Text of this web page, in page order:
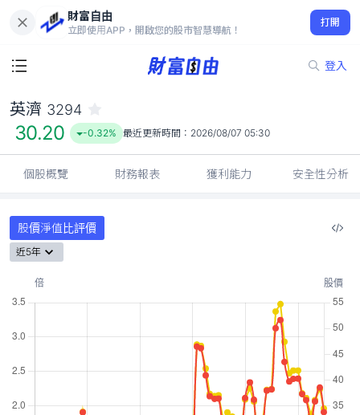
財富自由
立即使用APP，開啟您的股市智慧導航！
打開
登入
30.20
-0.32%
英濟 3294
30.20 -0.32% 最近更新時間： 2026/08/07 05:30
個股概覽 財務報表 獲利能力 安全性分析
股價淨值比評價
近5年